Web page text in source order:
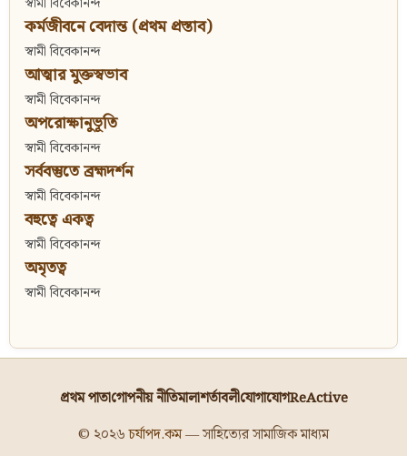
কর্মজীবনে বেদান্ত (প্রথম প্রস্তাব)
স্বামী বিবেকানন্দ
আত্মার মুক্তস্বভাব
স্বামী বিবেকানন্দ
অপরোক্ষানুভূতি
স্বামী বিবেকানন্দ
সর্ববস্তুতে ব্রহ্মদর্শন
স্বামী বিবেকানন্দ
বহুত্বে একত্ব
স্বামী বিবেকানন্দ
অমৃতত্ব
স্বামী বিবেকানন্দ
প্রথম পাতাগোপনীয় নীতিমালাশর্তাবলীযোগাযোগReActive
© ২০২৬চর্যাপদ.কম— সাহিত্যের সামাজিক মাধ্যম